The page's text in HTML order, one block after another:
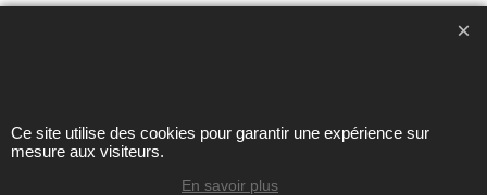
Toute reproduction de textes, photos ou autres éléments des
sites Avril chausseur confort est strictement interdite sous
Ce site utilise des cookies pour garantir une expérience sur
mesure aux visiteurs.
En savoir plus